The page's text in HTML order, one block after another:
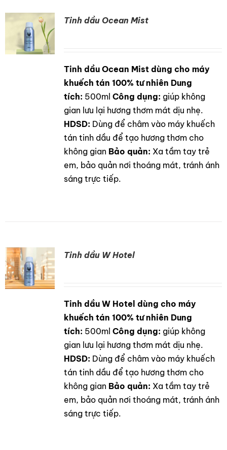
Tinh dầu Ocean Mist
Tinh dầu Ocean Mist dùng cho máy
khuếch tán 100% tư nhiên Dung
tích: 500ml Công dụng: giúp không
gian lưu lại hương thơm mát dịu nhẹ.
HDSD: Dùng để châm vào máy khuếch
tán tinh dầu để tạo hương thơm cho
không gian Bảo quản: Xa tầm tay trẻ
em, bảo quản nơi thoáng mát, tránh ánh
sáng trực tiếp.
Tinh dầu W Hotel
Tinh dầu W Hotel dùng cho máy
khuếch tán 100% tư nhiên Dung
tích: 500ml Công dụng: giúp không
gian lưu lại hương thơm mát dịu nhẹ.
HDSD: Dùng để châm vào máy khuếch
tán tinh dầu để tạo hương thơm cho
không gian Bảo quản: Xa tầm tay trẻ
em, bảo quản nơi thoáng mát, tránh ánh
sáng trực tiếp.